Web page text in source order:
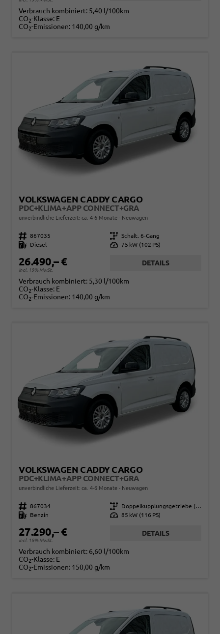
Verbrauch kombiniert: 5,40 l/100km
CO2-Klasse: E
CO2-Emissionen: 140,00 g/km
VOLKSWAGEN CADDY CARGO
PDC+KLIMA+APP CONNECT+GRA
unverbindliche Lieferzeit: ca. 4-6 Monate Neuwagen
Fahrzeugnr. 867035 Getriebe Schalt. 6-Gang
Kraftstoff
Diesel Leistung 75 kW (102 PS)
26.490,– €
incl. 19% MwSt.
DETAILS
Verbrauch kombiniert: 5,30 l/100km
CO2-Klasse: E
CO2-Emissionen: 140,00 g/km
VOLKSWAGEN CADDY CARGO
PDC+KLIMA+APP CONNECT+GRA
unverbindliche Lieferzeit: ca. 4-6 Monate Neuwagen
Fahrzeugnr. 867034 Getriebe
Doppelkupplungsgetriebe (DSG)
Kraftstoff
Benzin Leistung 85 kW (116 PS)
27.290,– €
incl. 19% MwSt.
DETAILS
Verbrauch kombiniert: 6,60 l/100km
CO2-Klasse: E
CO2-Emissionen: 150,00 g/km